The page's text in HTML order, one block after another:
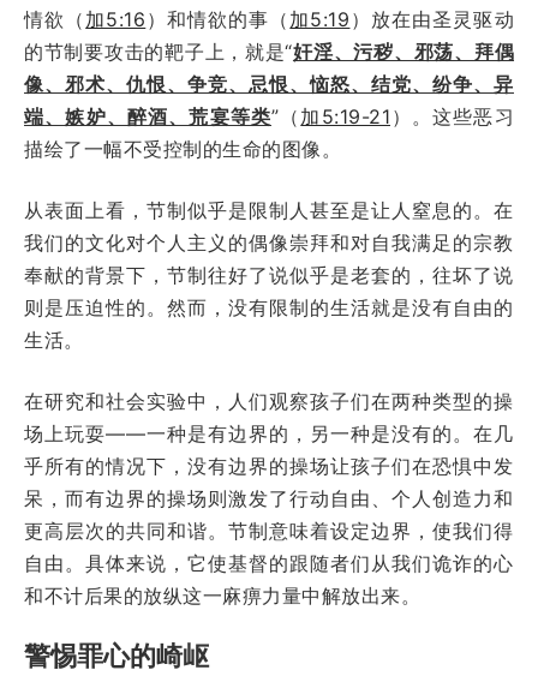
情欲（ 加5:16 ）和情欲的事（ 加5:19 ）放在由圣灵驱动
的节制要攻击的靶子上，就是“奸淫、污秽、邪荡、拜偶
像、邪术、仇恨、争竞、忌恨、恼怒、结党、纷争、异
端、嫉妒、醉酒、荒宴等类”（ 加5:19-21 ）。这些恶习
描绘了一幅不受控制的生命的图像。
从表面上看，节制似乎是限制人甚至是让人窒息的。在
我们的文化对个人主义的偶像崇拜和对自我满足的宗教
奉献的背景下，节制往好了说似乎是老套的，往坏了说
则是压迫性的。然而，没有限制的生活就是没有自由的
生活。
在研究和社会实验中，人们观察孩子们在两种类型的操
场上玩耍——一种是有边界的，另一种是没有的。在几
乎所有的情况下，没有边界的操场让孩子们在恐惧中发
呆，而有边界的操场则激发了行动自由、个人创造力和
更高层次的共同和谐。节制意味着设定边界，使我们得
自由。具体来说，它使基督的跟随者们从我们诡诈的心
和不计后果的放纵这一麻痹力量中解放出来。
警惕罪心的崎岖